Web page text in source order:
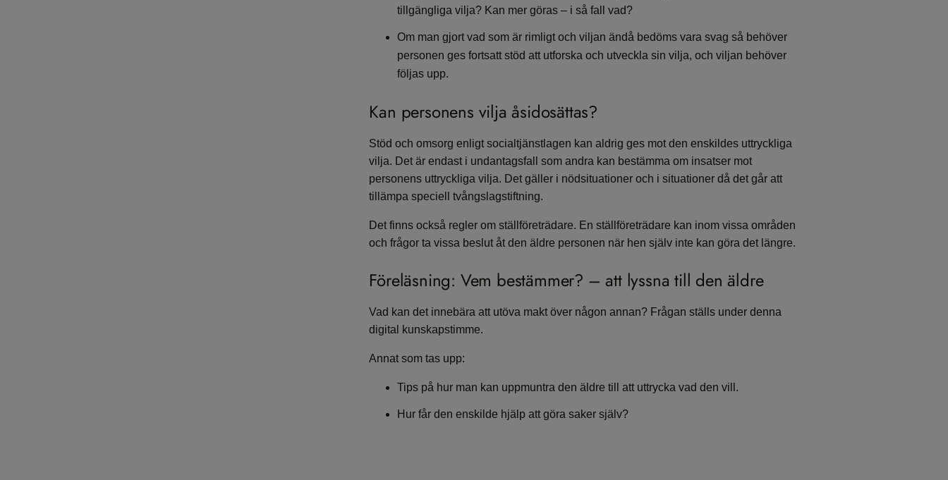
tillgängliga vilja? Kan mer göras – i så fall vad?
Om man gjort vad som är rimligt och viljan ändå bedöms vara svag så behöver
personen ges fortsatt stöd att utforska och utveckla sin vilja, och viljan behöver
följas upp.
Kan personens vilja åsidosättas?
Stöd och omsorg enligt socialtjänstlagen kan aldrig ges mot den enskildes uttryckliga
vilja. Det är endast i undantagsfall som andra kan bestämma om insatser mot
personens uttryckliga vilja. Det gäller i nödsituationer och i situationer då det går att
tillämpa speciell tvångslagstiftning.
Det finns också regler om ställföreträdare. En ställföreträdare kan inom vissa områden
och frågor ta vissa beslut åt den äldre personen när hen själv inte kan göra det längre.
Föreläsning: Vem bestämmer? – att lyssna till den äldre
Vad kan det innebära att utöva makt över någon annan? Frågan ställs under denna
digital kunskapstimme.
Annat som tas upp:
Tips på hur man kan uppmuntra den äldre till att uttrycka vad den vill.
Hur får den enskilde hjälp att göra saker själv?